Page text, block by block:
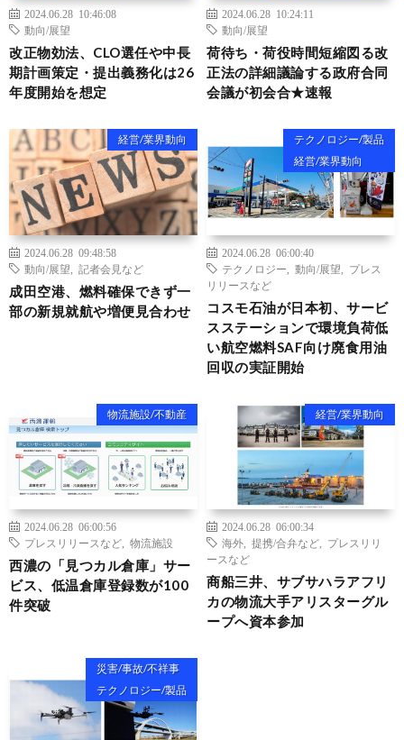
2024.06.28 10:46:08
動向/展望
改正物効法、CLO選任や中長
期計画策定・提出義務化は26
年度開始を想定
2024.06.28 10:24:11
動向/展望
荷待ち・荷役時間短縮図る改
正法の詳細議論する政府合同
会議が初会合★速報
経営/業界動向
2024.06.28 09:48:58
動向/展望
記者会見など
成田空港、燃料確保できず一
部の新規就航や増便見合わせ
テクノロジー/製品
経営/業界動向
2024.06.28 06:00:40
テクノロジー
動向/展望
プレス
リリースなど
コスモ石油が日本初、サービ
スステーションで環境負荷低
い航空燃料SAF向け廃食用油
回収の実証開始
物流施設/不動産
2024.06.28 06:00:56
プレスリリースなど
物流施設
西濃の「見つカル倉庫」サー
ビス、低温倉庫登録数が100
件突破
経営/業界動向
2024.06.28 06:00:34
海外
提携/合弁など
プレスリリ
ースなど
商船三井、サブサハラアフリ
カの物流大手アリスターグル
ープへ資本参加
災害/事故/不祥事
テクノロジー/製品